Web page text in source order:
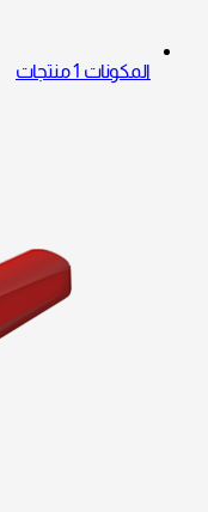
المكونات 1 منتجات